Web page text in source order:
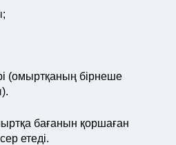
(омыртқаның бірнеше
бағанын қоршаған
етеді.